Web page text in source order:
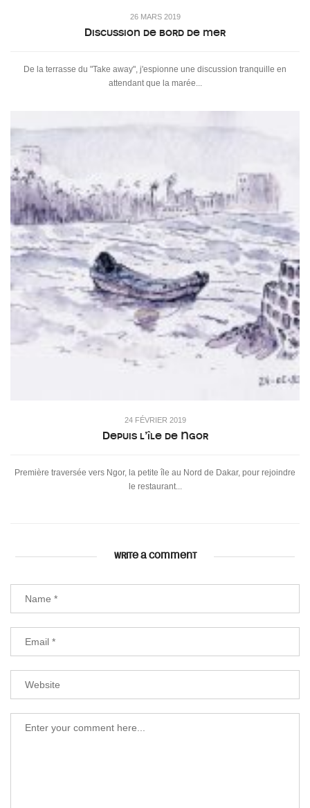
26 MARS 2019
Discussion de bord de mer
De la terrasse du "Take away", j'espionne une discussion tranquille en
attendant que la marée...
24 FÉVRIER 2019
Depuis l’île de Ngor
Première traversée vers Ngor, la petite île au Nord de Dakar, pour rejoindre
le restaurant...
WRITE A COMMENT